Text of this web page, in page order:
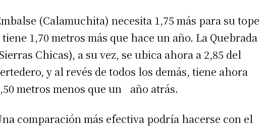
(Calamuchita) necesita 1,75 más para su tope
tiene 1,70 metros más que hace un año. La Quebrada
Chicas), a su vez, se ubica ahora a 2,85 del
y al revés de todos los demás, tiene ahora
metros menos que un año atrás.
comparación más efectiva podría hacerse con el